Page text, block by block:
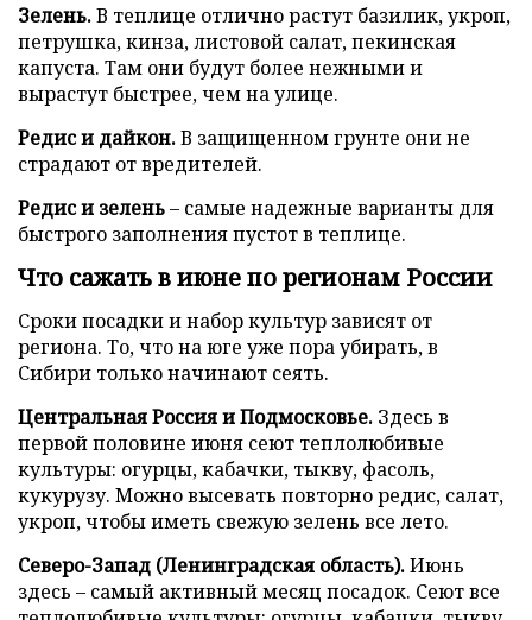
Зелень.В теплице отлично растут базилик, укроп,
петрушка, кинза, листовой салат, пекинская
капуста. Там они будут более нежными и
вырастут быстрее, чем на улице.
Редис и дайкон.В защищенном грунте они не
страдают от вредителей.
Редис и зелень– самые надежные варианты для
быстрого заполнения пустот в теплице.
Что сажать в июне по регионам России
Сроки посадки и набор культур зависят от
региона. То, что на юге уже пора убирать, в
Сибири только начинают сеять.
Центральная Россия и Подмосковье. Здесь в
первой половине июня сеют теплолюбивые
культуры: огурцы, кабачки, тыкву, фасоль,
кукурузу. Можно высевать повторно редис, салат,
укроп, чтобы иметь свежую зелень все лето.
Северо-Запад (Ленинградская область).Июнь
здесь – самый активный месяц посадок. Сеют все